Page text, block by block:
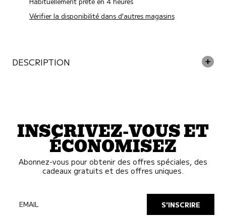
Vérifier la disponibilité dans d'autres magasins
DESCRIPTION
INSCRIVEZ-VOUS ET
ÉCONOMISEZ
Abonnez-vous pour obtenir des offres spéciales, des
cadeaux gratuits et des offres uniques.
EMAIL S'INSCRIRE